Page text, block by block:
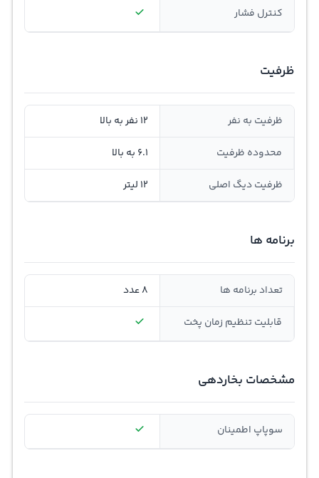
کنترل فشار
ظرفیت
ظرفیت به نفر 12 نفر به بالا
محدوده ظرفیت 6.1 به بالا
ظرفیت دیگ اصلی 12 لیتر
برنامه ها
تعداد برنامه ها 8 عدد
قابلیت تنظیم زمان پخت
مشخصات بخاردهی
سوپاپ اطمینان